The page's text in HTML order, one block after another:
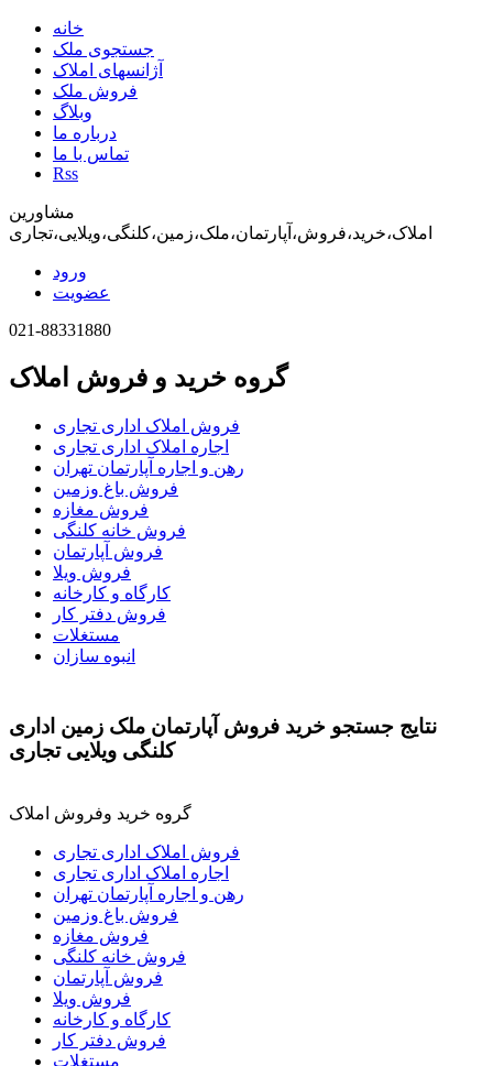
خانه
جستجوی ملک
آژانسهای املاک
فروش ملک
وبلاگ
درباره ما
تماس با ما
Rss
مشاورین
املاک،خرید،فروش،آپارتمان،ملک،زمین،کلنگی،ویلایی،تجاری
ورود
عضویت
021-88331880
گروه خرید و فروش املاک
فروش املاک اداری تجاری
اجاره املاک اداری تجاری
رهن و اجاره آپارتمان تهران
فروش باغ وزمین
فروش مغازه
فروش خانه کلنگی
فروش آپارتمان
فروش ویلا
کارگاه و کارخانه
فروش دفتر کار
مستغلات
انبوه سازان
نتايج جستجو خرید فروش آپارتمان ملک زمین اداری
کلنگی ویلایی تجاری
گروه خرید وفروش املاک
فروش املاک اداری تجاری
اجاره املاک اداری تجاری
رهن و اجاره آپارتمان تهران
فروش باغ وزمین
فروش مغازه
فروش خانه کلنگی
فروش آپارتمان
فروش ویلا
کارگاه و کارخانه
فروش دفتر کار
مستغلات